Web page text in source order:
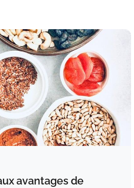
avantages de